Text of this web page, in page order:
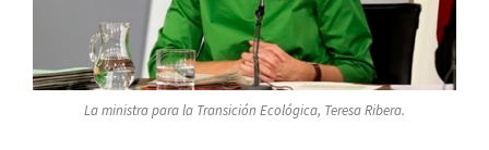
La ministra para la Transición Ecológica, Teresa Ribera.